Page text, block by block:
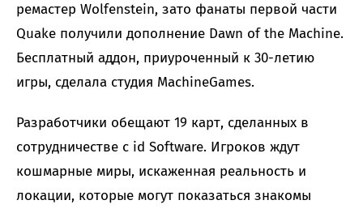
ремастер Wolfenstein, зато фанаты первой части
Quake получили дополнение Dawn of the Machine.
Бесплатный аддон, приуроченный к 30-летию
игры, сделала студия MachineGames.
Разработчики обещают 19 карт, сделанных в
сотрудничестве с id Software. Игроков ждут
кошмарные миры, искаженная реальность и
локации, которые могут показаться знакомы